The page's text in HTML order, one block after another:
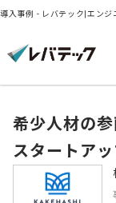
導入事例 - レバテック|エンジ
希少人材の
スタートア